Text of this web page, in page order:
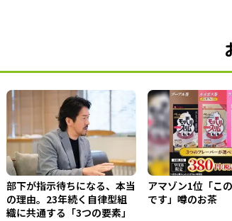
部下が指示待ちになる、本当
の理由。23年続く自律型組
織に共通する「3つの要素」
アマゾン1位「こ
です」噂のお茶